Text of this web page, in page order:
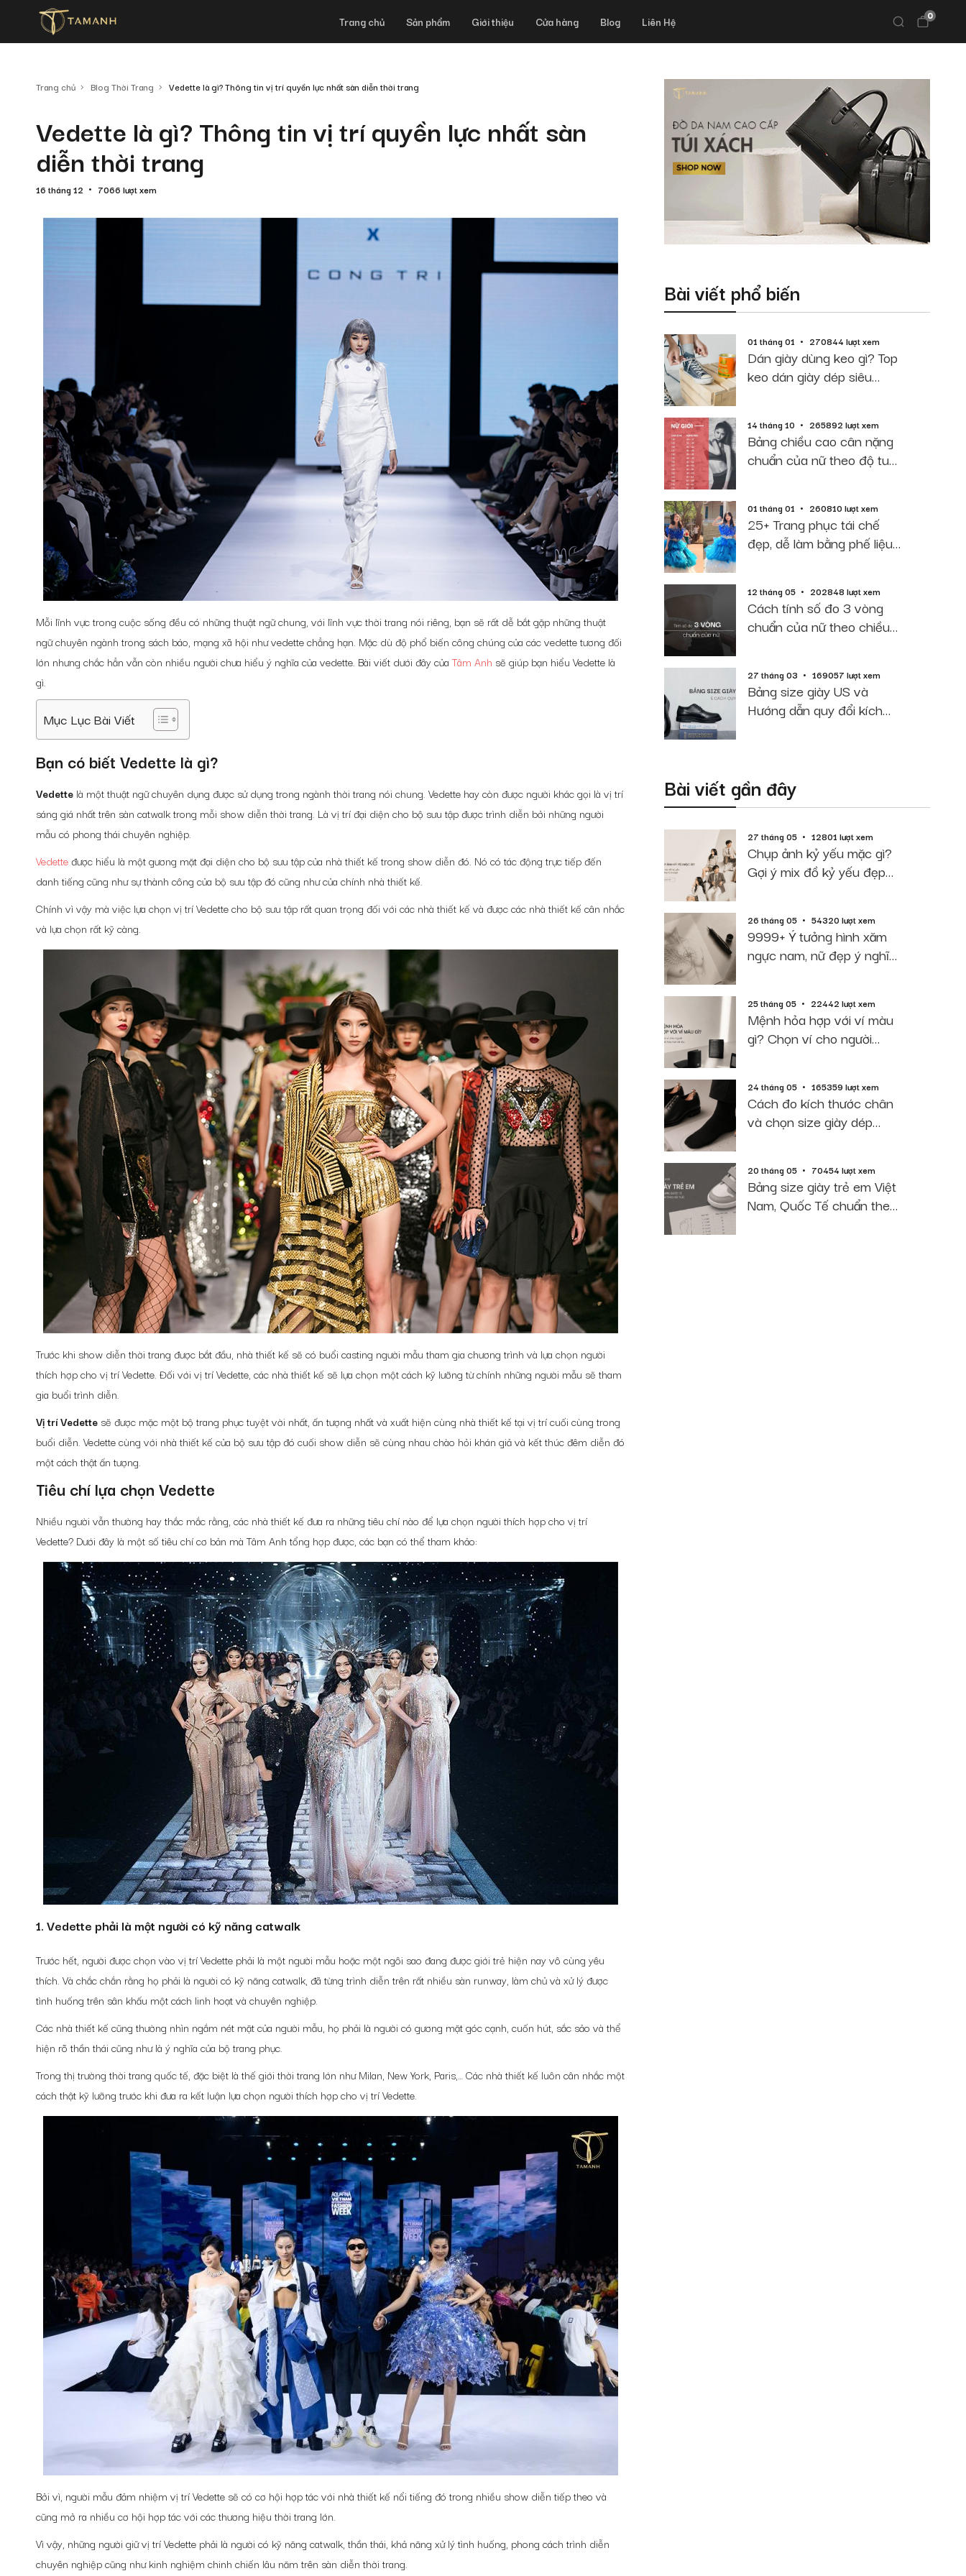
Trang chủ Sản phẩm Giới thiệu Cửa hàng Blog Liên Hệ 0
Trang chủ Blog Thời Trang Vedette là gì? Thông tin vị trí quyền lực nhất sàn diễn thời trang
Vedette là gì? Thông tin vị trí quyền lực nhất sàn
diễn thời trang
16 tháng 12 7066 lượt xem
Mỗi lĩnh vực trong cuộc sống đều có những thuật ngữ chung, với lĩnh vực thời trang nói riêng, bạn sẽ rất dễ bắt gặp những thuật
ngữ chuyên ngành trong sách báo, mạng xã hội như vedette chẳng hạn. Mặc dù độ phổ biến công chúng của các vedette tương đối
lớn nhưng chắc hẳn vẫn còn nhiều người chưa hiểu ý nghĩa của vedette. Bài viết dưới đây của Tâm Anh sẽ giúp bạn hiểu Vedette là
gì.
Mục Lục Bài Viết
Bạn có biết Vedette là gì?
Vedette là một thuật ngữ chuyên dụng được sử dụng trong ngành thời trang nói chung. Vedette hay còn được người khác gọi là vị trí
sáng giá nhất trên sàn catwalk trong mỗi show diễn thời trang. Là vị trí đại diện cho bộ sưu tập được trình diễn bởi những người
mẫu có phong thái chuyên nghiệp.
Vedetteđược hiểu là một gương mặt đại diện cho bộ sưu tập của nhà thiết kế trong show diễn đó. Nó có tác động trực tiếp đến
danh tiếng cũng như sự thành công của bộ sưu tập đó cũng như của chính nhà thiết kế.
Chính vì vậy mà việc lựa chọn vị trí Vedette cho bộ sưu tập rất quan trọng đối với các nhà thiết kế và được các nhà thiết kế cân nhắc
và lựa chọn rất kỹ càng.
Trước khi show diễn thời trang được bắt đầu, nhà thiết kế sẽ có buổi casting người mẫu tham gia chương trình và lựa chọn người
thích hợp cho vị trí Vedette. Đối với vị trí Vedette, các nhà thiết kế sẽ lựa chọn một cách kỹ lưỡng từ chính những người mẫu sẽ tham
gia buổi trình diễn.
Vị trí Vedette sẽ được mặc một bộ trang phục tuyệt vời nhất, ấn tượng nhất và xuất hiện cùng nhà thiết kế tại vị trí cuối cùng trong
buổi diễn. Vedette cùng với nhà thiết kế của bộ sưu tập đó cuối show diễn sẽ cùng nhau chào hỏi khán giả và kết thúc đêm diễn đó
một cách thật ấn tượng.
Tiêu chí lựa chọn Vedette
Nhiều người vẫn thường hay thắc mắc rằng, các nhà thiết kế đưa ra những tiêu chí nào để lựa chọn người thích hợp cho vị trí
Vedette? Dưới đây là một số tiêu chí cơ bản mà Tâm Anh tổng hợp được, các bạn có thể tham khảo:
1. Vedette phải là một người có kỹ năng catwalk
Trước hết, người được chọn vào vị trí Vedette phải là một người mẫu hoặc một ngôi sao đang được giới trẻ hiện nay vô cùng yêu
thích. Và chắc chắn rằng họ phải là người có kỹ năng catwalk, đã từng trình diễn trên rất nhiều sàn runway, làm chủ và xử lý được
tình huống trên sân khấu một cách linh hoạt và chuyên nghiệp.
Các nhà thiết kế cũng thường nhìn ngắm nét mặt của người mẫu, họ phải là người có gương mặt góc cạnh, cuốn hút, sắc sảo và thể
hiện rõ thần thái cũng như là ý nghĩa của bộ trang phục.
Trong thị trường thời trang quốc tế, đặc biệt là thế giới thời trang lớn như Milan, New York, Paris,… Các nhà thiết kế luôn cân nhắc một
cách thật kỹ lưỡng trước khi đưa ra kết luận lựa chọn người thích hợp cho vị trí Vedette.
Bởi vì, người mẫu đảm nhiệm vị trí Vedette sẽ có cơ hội hợp tác với nhà thiết kế nổi tiếng đó trong nhiều show diễn tiếp theo và
cũng mở ra nhiều cơ hội hợp tác với các thương hiệu thời trang lớn.
Vì vậy, những người giữ vị trí Vedette phải là người có kỹ năng catwalk, thần thái, khả năng xử lý tình huống, phong cách trình diễn
chuyên nghiệp cũng như kinh nghiệm chinh chiến lâu năm trên sàn diễn thời trang.
Bài viết phổ biến
01 tháng 01 270844 lượt xem
Dán giày dùng keo gì? Top
keo dán giày dép siêu
14 tháng 10 265892 lượt xem
Bảng chiều cao cân nặng
chuẩn của nữ theo độ tuổi
01 tháng 01 260810 lượt xem
25+ Trang phục tái chế
đẹp, dễ làm bằng phế liệu
12 tháng 05 202848 lượt xem
Cách tính số đo 3 vòng
chuẩn của nữ theo chiều
27 tháng 03 169057 lượt xem
Bảng size giày US và
Hướng dẫn quy đổi kích
Bài viết gần đây
27 tháng 05 12801 lượt xem
Chụp ảnh kỷ yếu mặc gì?
Gợi ý mix đồ kỷ yếu đẹp
26 tháng 05 54320 lượt xem
9999+ Ý tưởng hình xăm
ngực nam, nữ đẹp ý nghĩa
25 tháng 05 22442 lượt xem
Mệnh hỏa hợp với ví màu
gì? Chọn ví cho người
24 tháng 05 165359 lượt xem
Cách đo kích thước chân
và chọn size giày dép
20 tháng 05 70454 lượt xem
Bảng size giày trẻ em Việt
Nam, Quốc Tế chuẩn theo